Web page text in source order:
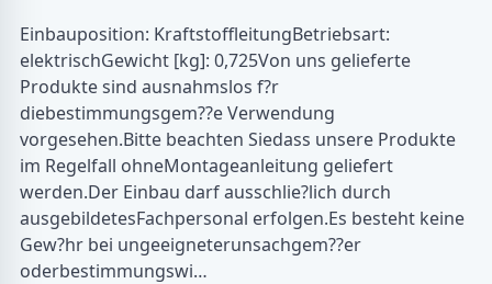
Einbauposition: KraftstoffleitungBetriebsart:
elektrischGewicht [kg]: 0,725Von uns gelieferte
Produkte sind ausnahmslos f?r
diebestimmungsgem??e Verwendung
vorgesehen.Bitte beachten Siedass unsere Produkte
im Regelfall ohneMontageanleitung geliefert
werden.Der Einbau darf ausschlie?lich durch
ausgebildetesFachpersonal erfolgen.Es besteht keine
Gew?hr bei ungeeigneterunsachgem??er
oderbestimmungswi…